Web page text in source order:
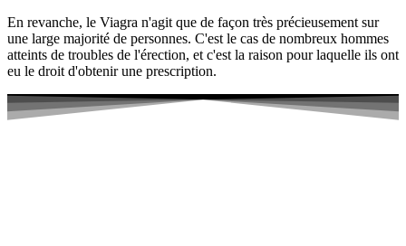
En revanche, le Viagra n'agit que de façon très précieusement sur
une large majorité de personnes. C'est le cas de nombreux hommes
atteints de troubles de l'érection, et c'est la raison pour laquelle ils ont
eu le droit d'obtenir une prescription.